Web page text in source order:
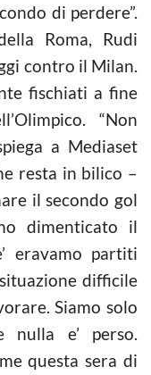
di perdere”.
Roma, Rudi
contro il Milan.
fischiati a fine
“Non
a Mediaset
resta in bilico –
il secondo gol
dimenticato il
eravamo partiti
difficile
Siamo solo
nulla e’ perso.
questa sera di